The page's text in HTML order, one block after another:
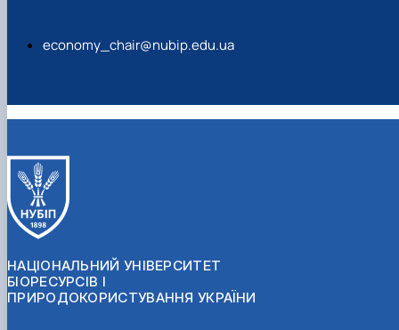
economy_chair@nubip.edu.ua
НАЦІОНАЛЬНИЙ УНІВЕРСИТЕТ
БІОРЕСУРСІВ І
ПРИРОДОКОРИСТУВАННЯ УКРАЇНИ